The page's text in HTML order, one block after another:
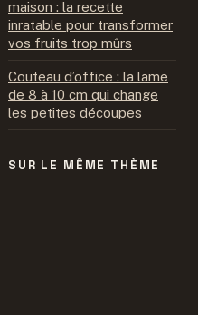
maison : la recette
inratable pour transformer
vos fruits trop mûrs
Couteau d’office : la lame
de 8 à 10 cm qui change
les petites découpes
SUR LE MÊME THÈME